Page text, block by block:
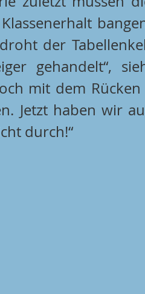
der
mit dem
Jetzt haben wir
durch!“